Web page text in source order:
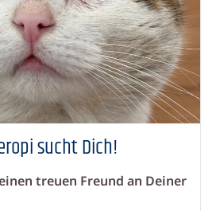
sucht Dich!
treuen Freund an Deiner